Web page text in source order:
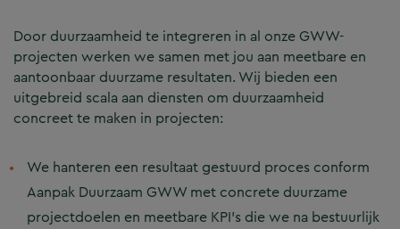
Door duurzaamheid te integreren in al onze GWW-
projecten werken we samen met jou aan meetbare en
aantoonbaar duurzame resultaten. Wij bieden een
uitgebreid scala aan diensten om duurzaamheid
concreet te maken in projecten:
We hanteren een resultaat gestuurd proces conform
Aanpak Duurzaam GWW met concrete duurzame
projectdoelen en meetbare KPI’s die we na bestuurlijk